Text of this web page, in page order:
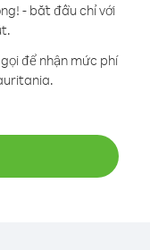
- bắt đầu chỉ với
để nhận mức phí